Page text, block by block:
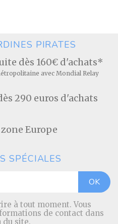
PIRATES
dès 160€ d'achats*
avec Mondial Relay
290 euros d'achats
Europe
SPÉCIALES
à tout moment. Vous
de contact dans
site.